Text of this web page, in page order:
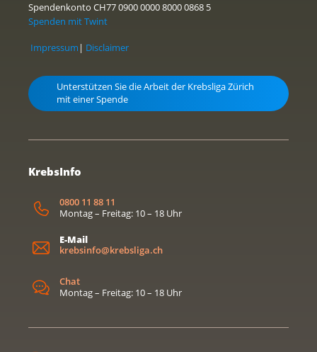
Spendenkonto CH77 0900 0000 8000 0868 5
Spenden mit Twint
Impressum | Disclaimer
Unterstützen Sie die Arbeit der Krebsliga Zürich
mit einer Spende
KrebsInfo
0800 11 88 11
Montag – Freitag: 10 – 18 Uhr
E-Mail
krebsinfo@krebsliga.ch
Chat
Montag – Freitag: 10 – 18 Uhr